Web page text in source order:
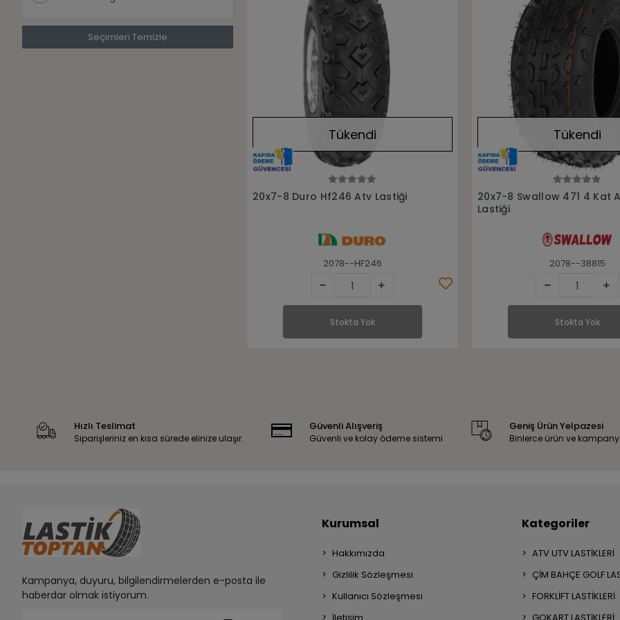
Seçimleri Temizle
Stokta Yok
Tükendi
20x7-8 Duro Hf246 Atv Lastiği
2078--HF246
Stokta Yok
Stokta Yok
Tükendi
20x7-8 Swallow 471 4 Kat
Lastiği
2078--38815
Stokta Yok
Hızlı Teslimat
Siparişleriniz en kısa sürede elinize ulaşır.
Güvenli Alışveriş
Güvenli ve kolay ödeme sistemi
Geniş Ürün Yelpazesi
Binlerce ürün ve
Kampanya, duyuru, bilgilendirmelerden e-posta ile
haberdar olmak istiyorum.
Kurumsal
Hakkımızda
Gizlilik Sözleşmesi
Kullanıcı Sözleşmesi
Kategoriler
ATV UTV LASTİKLERİ
ÇİM BAHÇE GOLF
FORKLİFT LASTİKLERİ